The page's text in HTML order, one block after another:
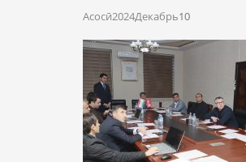
Асосӣ2024Декабрь10